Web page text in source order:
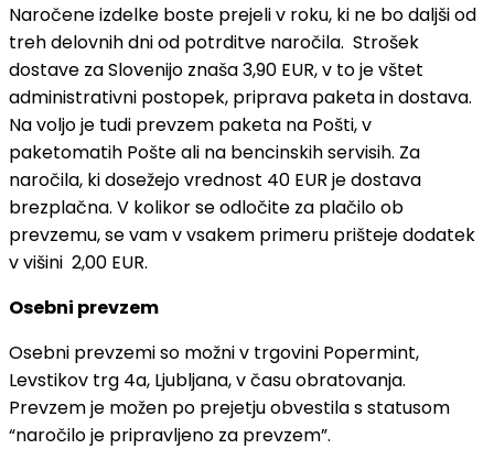
Naročene izdelke boste prejeli v roku, ki ne bo daljši od
treh delovnih dni od potrditve naročila. Strošek
dostave za Slovenijo znaša 3,90 EUR, v to je vštet
administrativni postopek, priprava paketa in dostava.
Na voljo je tudi prevzem paketa na Pošti, v
paketomatih Pošte ali na bencinskih servisih. Za
naročila, ki dosežejo vrednost 40 EUR je dostava
brezplačna. V kolikor se odločite za plačilo ob
prevzemu, se vam v vsakem primeru prišteje dodatek
v višini 2,00 EUR.
Osebni prevzem
Osebni prevzemi so možni v trgovini Popermint,
Levstikov trg 4a, Ljubljana, v času obratovanja.
Prevzem je možen po prejetju obvestila s statusom
“naročilo je pripravljeno za prevzem”.